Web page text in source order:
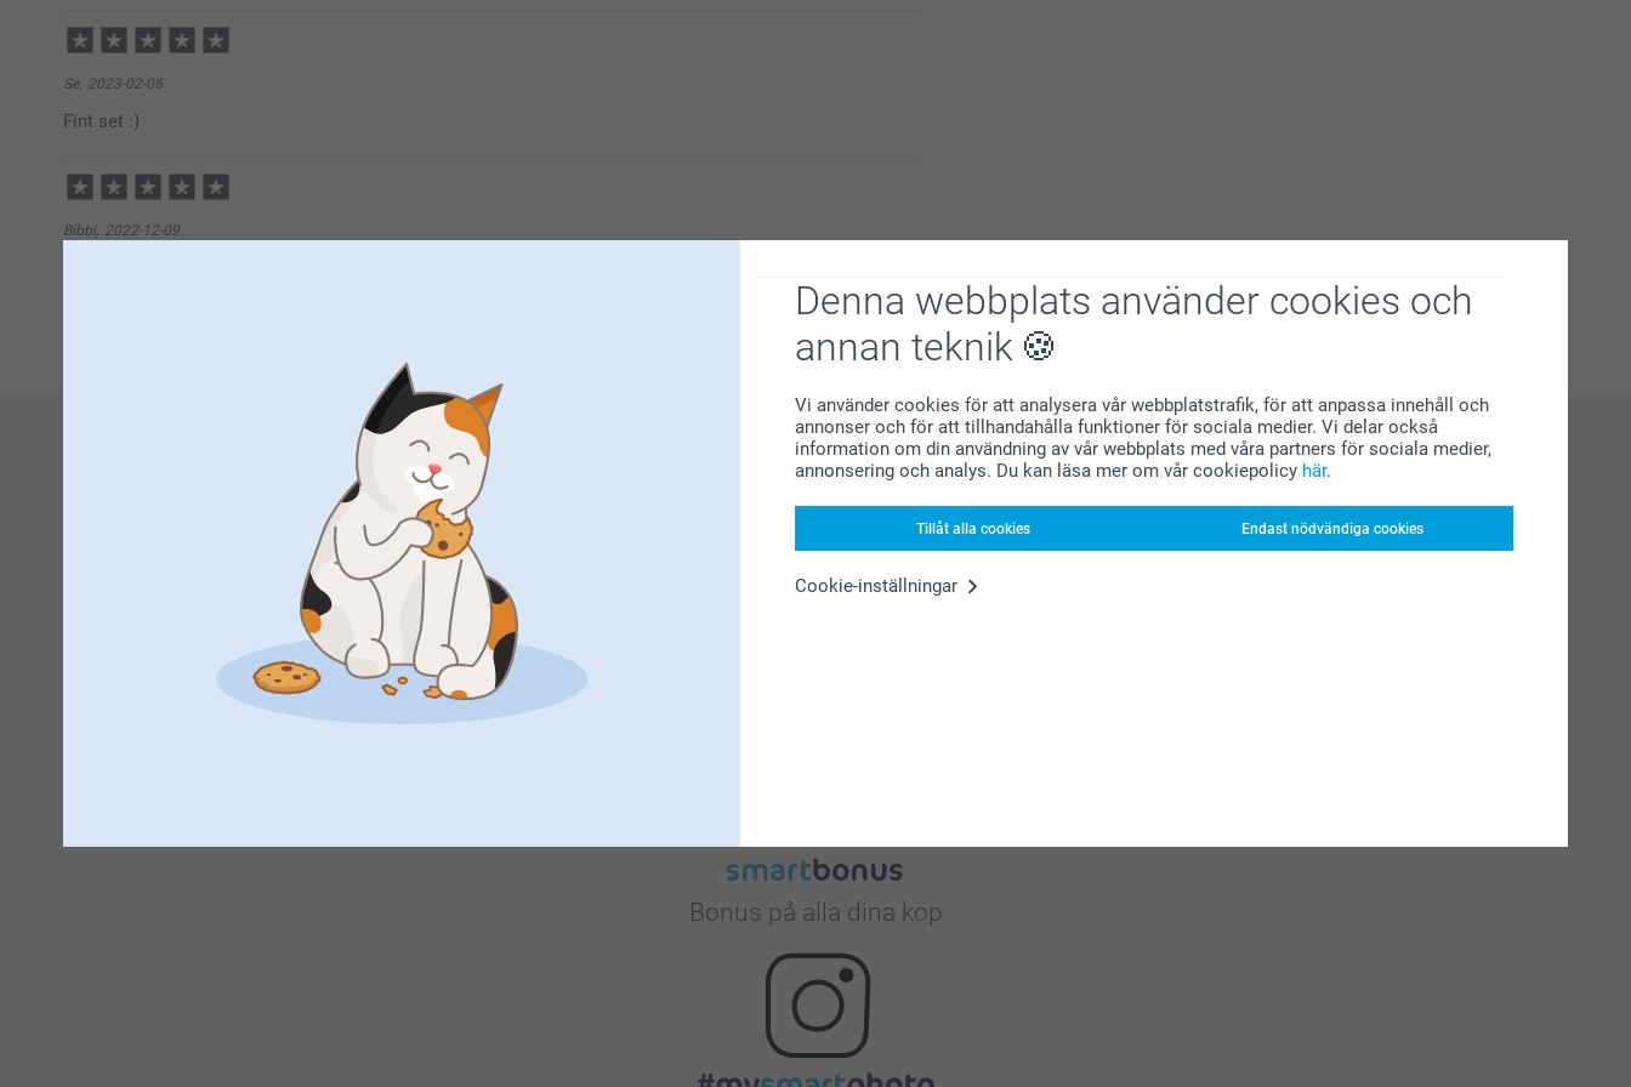
Denna webbplats använder cookies och
annan teknik
Vi använder cookies för att analysera vår webbplatstrafik, för att anpassa innehåll och
annonser och för att tillhandahålla funktioner för sociala medier. Vi delar också
information om din användning av vår webbplats med våra partners för sociala medier,
annonsering och analys. Du kan läsa mer om vår cookiepolicy här.
Tillåt alla cookies Endast nödvändiga cookies
Cookie-inställningar
11:14
Hej,
Stort tack för dina 5 stjärnor och omdöme, kul att du är nöjd med ditt espressoset!
Varma hälsningar,
Se, 2023-02-06
Fint set :)
Bibbi, 2022-12-09
smartphoto?
Bonus på alla dina köp